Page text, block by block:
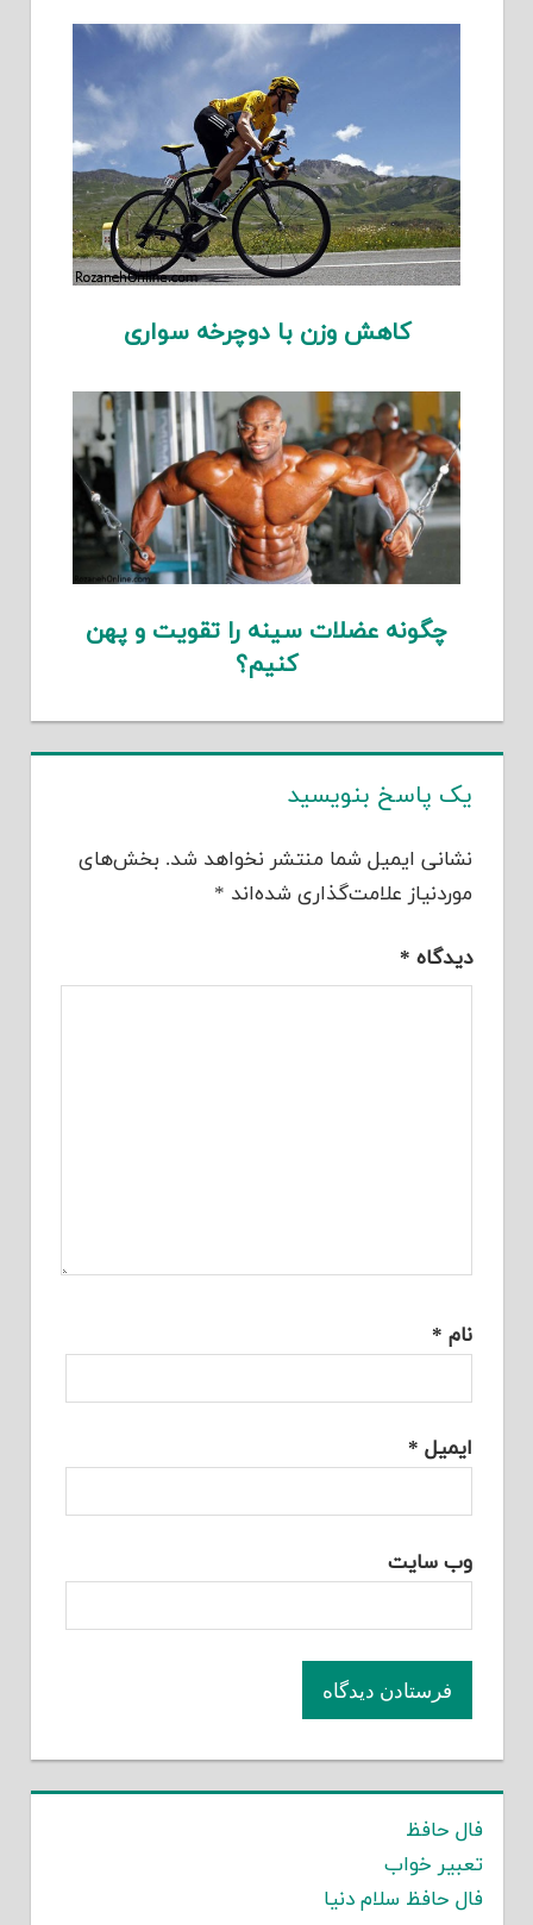
کاهش وزن با دوچرخه سواری
چگونه عضلات سینه را تقویت و پهن
کنیم؟
یک پاسخ بنویسید
نشانی ایمیل شما منتشر نخواهد شد. بخش‌های
موردنیاز علامت‌گذاری شده‌اند *
دیدگاه *
نام *
ایمیل *
وب‌ سایت
فال حافظ
تعبیر خواب
فال حافظ سلام دنیا